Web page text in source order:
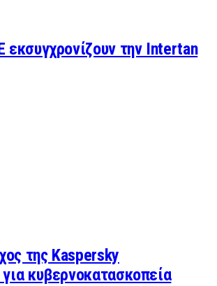
εκσυγχρονίζουν την Intertan
της Kaspersky
για κυβερνοκατασκοπεία